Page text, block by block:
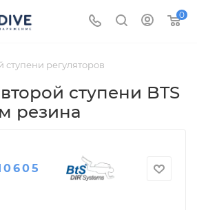
0
регуляторов
ступени BTS
резина